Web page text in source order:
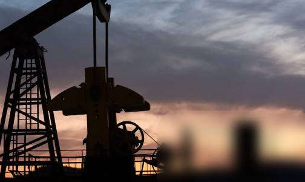
SOCIEDADE
PAULA ALMEIDA,
ENFERMEIRA NO
DE VISEU
27, 2026 . 11:00
SOCIEDADE
FUNERAL DA MÉDICA
VISEENSE RITA REBELO
REALIZA-SE NA SEXTA-
FEIRA
Julho 29, 2026 . 13:15